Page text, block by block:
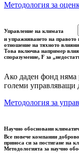
Методология за
Управление на климата
и упражняването на правото
отношение на тяхното
Това включва например
споразумение, F за
Ако даден фонд няма
големи управляващи
Методология за
Научно обосновани
Все повече компании
приноса си за постигане на
Методологията за научно